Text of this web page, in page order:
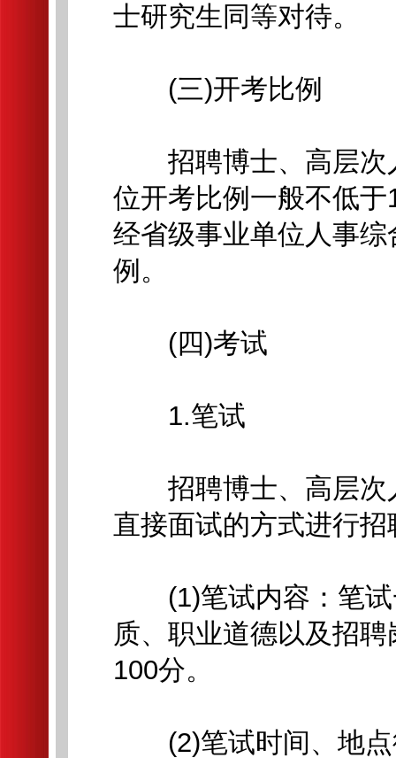
士研究生同等对待。
(三)开考比例
招聘博士、高层次
位开考比例一般不低
经省级事业单位人事
例。
(四)考试
1.笔试
招聘博士、高层次
直接面试的方式进行
(1)笔试内容：笔试
质、职业道德以及招
100分。
(2)笔试时间、地点